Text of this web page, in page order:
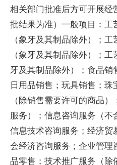
相关部门批准后方可开展经
批结果为准）一般项目：工
（象牙及其制品除外）；
（象牙及其制品除外）；
牙及其制品除外）；食品销
日用品销售；玩具销售；
（除销售需要许可的商品
服务）；信息咨询服务（不
信息技术咨询服务；经济贸
会经济咨询服务；企业管理
品零售；技术推广服务（除